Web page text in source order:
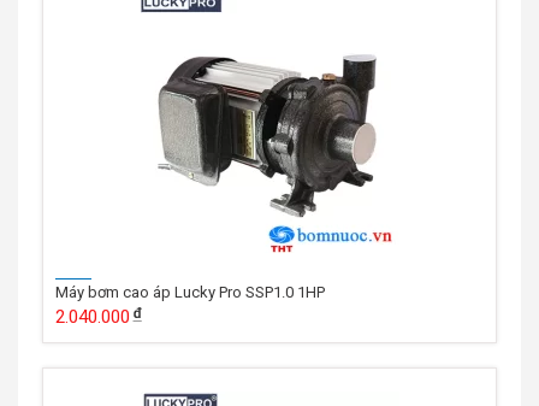
Máy bơm cao áp Lucky Pro SSP1.0 1HP
2.040.000